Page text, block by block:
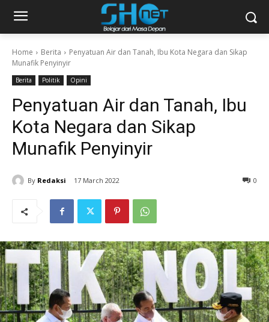
Home Berita
Penyatuan Air dan Tanah, Ibu Kota Negara dan Sikap
Munafik Penyinyir
Berita Politik Opini
Penyatuan Air dan Tanah, Ibu
Kota Negara dan Sikap
Munafik Penyinyir
By Redaksi 17 March 2022 0